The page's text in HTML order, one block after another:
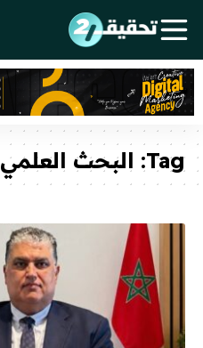
Tag: البحث العلمي